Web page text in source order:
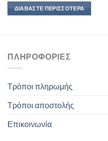
ΔΙΑΒΆΣΤΕ ΠΕΡΙΣΣΌΤΕΡΑ
ΠΛΗΡΟΦΟΡΊΕΣ
Τρόποι πληρωμής
Τρόποι αποστολής
Επικοινωνία